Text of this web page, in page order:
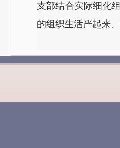
支部结合实际细化
的组织生活严起来